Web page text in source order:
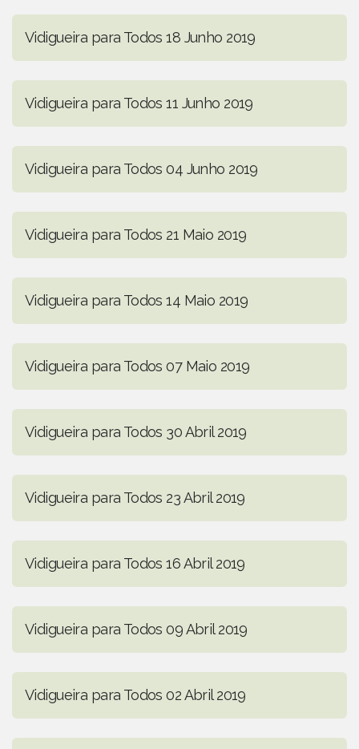
Vidigueira para Todos 18 Junho 2019
Vidigueira para Todos 11 Junho 2019
Vidigueira para Todos 04 Junho 2019
Vidigueira para Todos 21 Maio 2019
Vidigueira para Todos 14 Maio 2019
Vidigueira para Todos 07 Maio 2019
Vidigueira para Todos 30 Abril 2019
Vidigueira para Todos 23 Abril 2019
Vidigueira para Todos 16 Abril 2019
Vidigueira para Todos 09 Abril 2019
Vidigueira para Todos 02 Abril 2019